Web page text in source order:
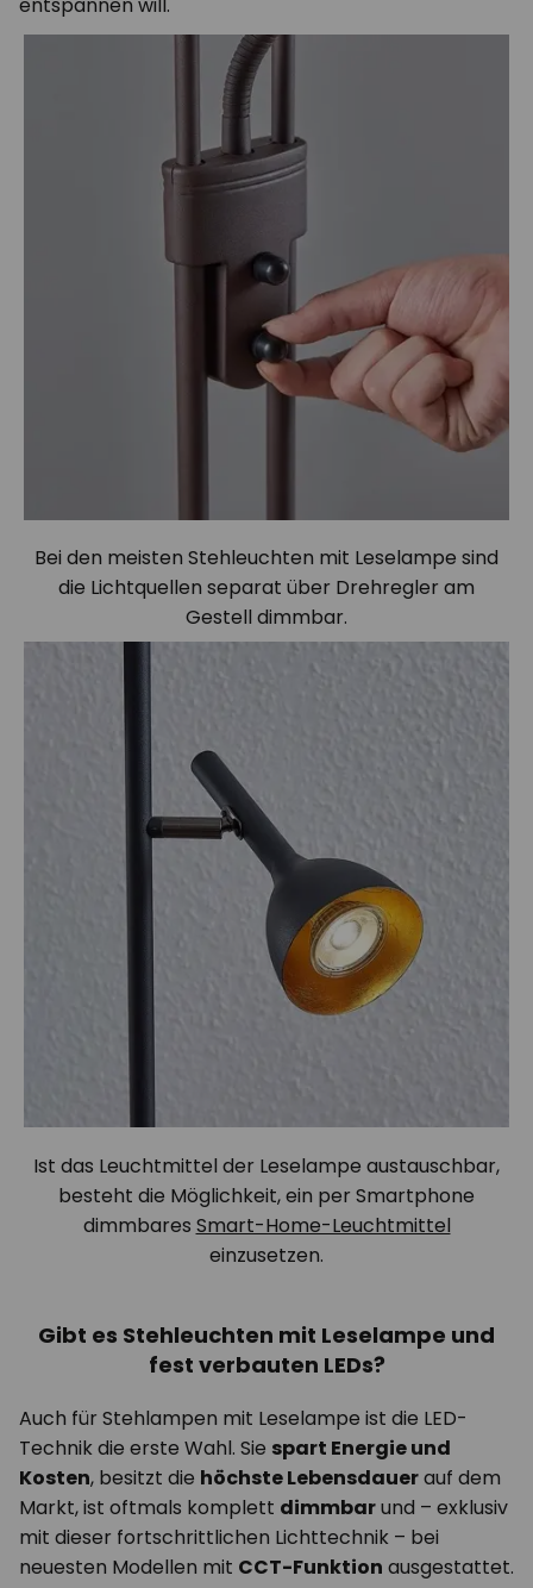
Bei den meisten Stehleuchten mit Leselampe sind
die Lichtquellen separat über Drehregler am
Gestell dimmbar.
Ist das Leuchtmittel der Leselampe austauschbar,
besteht die Möglichkeit, ein per Smartphone
dimmbares Smart-Home-Leuchtmittel
einzusetzen.
Gibt es Stehleuchten mit Leselampe und
fest verbauten LEDs?
Auch für Stehlampen mit Leselampe ist die LED-
Technik die erste Wahl. Sie spart Energie und
Kosten, besitzt die höchste Lebensdauerauf dem
Markt, ist oftmals komplett dimmbarund – exklusiv
mit dieser fortschrittlichen Lichttechnik – bei
neuesten Modellen mit CCT-Funktion ausgestattet.